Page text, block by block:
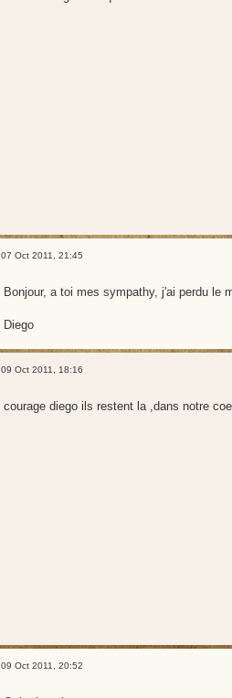
07 Oct 2011, 21:45
Bonjour, a toi mes sympathy, j'ai perdu le
Diego
09 Oct 2011, 18:16
courage diego ils restent la ,dans notre
09 Oct 2011, 20:52